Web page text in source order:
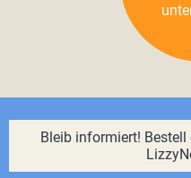
Bleib informiert! Bestell